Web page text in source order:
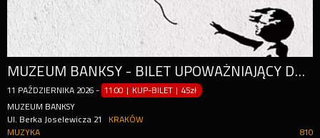
MUZEUM BANKSY - BILET UPOWAŻNIAJĄCY DO WEJŚCIA W CIĄGU CAŁEGO DNIA (OD GODZ. 11:00)
11 PAŹDZIERNIKA 2026 - 11:00 | KUP-BILET |45zł
MUZEUM BANKSY
Ul. Berka Joselewicza 21
KRAKÓW
810
MUZYKA